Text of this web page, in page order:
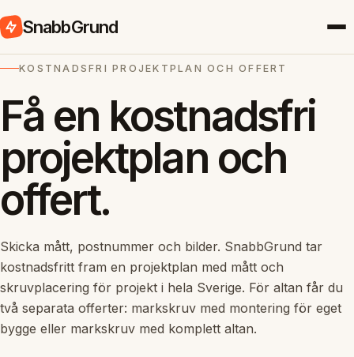
SnabbGrund
KOSTNADSFRI PROJEKTPLAN OCH OFFERT
Få en kostnadsfri
projektplan och
offert.
Skicka mått, postnummer och bilder. SnabbGrund tar
kostnadsfritt fram en projektplan med mått och
skruvplacering för projekt i hela Sverige. För altan får du
två separata offerter: markskruv med montering för eget
bygge eller markskruv med komplett altan.